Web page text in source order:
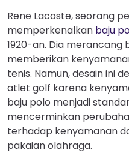
Rene Lacoste, seorang
memperkenalkan baju
1920-an. Dia merancang
memberikan
tenis. Namun, desain ini
atlet golf karena
baju polo menjadi
mencerminkan
terhadap kenyamanan
pakaian olahraga.